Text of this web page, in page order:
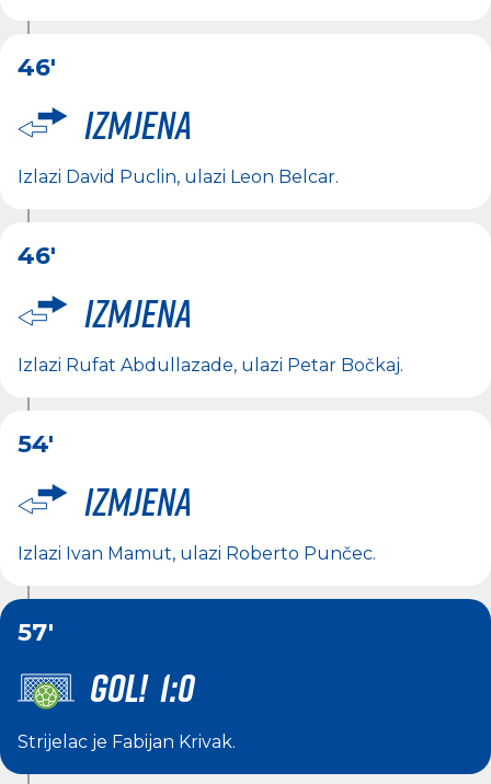
46'
Izmjena
Izlazi David Puclin, ulazi Leon Belcar.
46'
Izmjena
Izlazi Rufat Abdullazade, ulazi Petar Bočkaj.
54'
Izmjena
Izlazi Ivan Mamut, ulazi Roberto Punčec.
57'
GOL! 1:0
Strijelac je Fabijan Krivak.